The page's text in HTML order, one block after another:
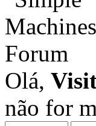
Olá,
não for